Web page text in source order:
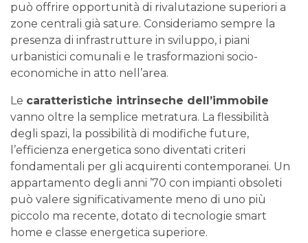
può offrire opportunità di rivalutazione superiori a
zone centrali già sature. Consideriamo sempre la
presenza di infrastrutture in sviluppo, i piani
urbanistici comunali e le trasformazioni socio-
economiche in atto nell’area.
Le caratteristiche intrinseche dell’immobile
vanno oltre la semplice metratura. La flessibilità
degli spazi, la possibilità di modifiche future,
l’efficienza energetica sono diventati criteri
fondamentali per gli acquirenti contemporanei. Un
appartamento degli anni ’70 con impianti obsoleti
può valere significativamente meno di uno più
piccolo ma recente, dotato di tecnologie smart
home e classe energetica superiore.